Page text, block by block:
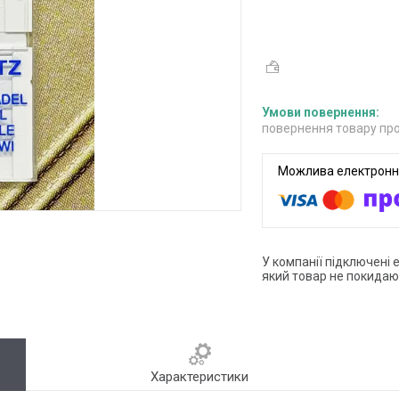
повернення товару
У компанії
який товар не
Характеристики